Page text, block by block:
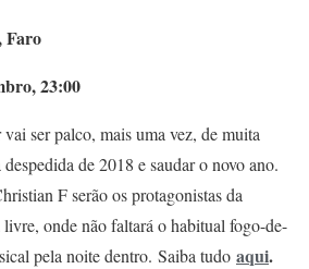
Faro
23:00
ser palco, mais uma vez, de muita
de 2018 e saudar o novo ano.
F serão os protagonistas da
livre, onde não faltará o habitual fogo-de-
pela noite dentro. Saiba tudo aqui.